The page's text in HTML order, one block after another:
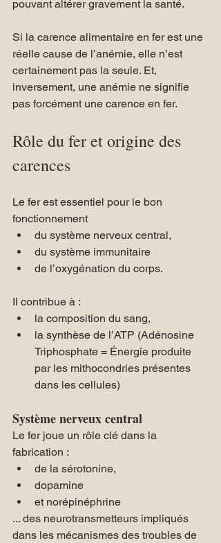
pouvant altérer gravement la santé.
Si la carence alimentaire en fer est une
réelle cause de l’anémie, elle n’est
certainement pas la seule. Et,
inversement, une anémie ne signifie
pas forcément une carence en fer.
Rôle du fer et origine des
carences
Le fer est essentiel pour le bon
fonctionnement
du système nerveux central,
du système immunitaire
de l’oxygénation du corps.
Il contribue à :
la composition du sang,
la synthèse de l’ATP (Adénosine
Triphosphate = Énergie produite
par les mithocondries présentes
dans les cellules)
Système nerveux central
Le fer joue un rôle clé dans la
fabrication :
de la sérotonine,
dopamine
et norépinéphrine
... des neurotransmetteurs impliqués
dans les mécanismes des troubles de